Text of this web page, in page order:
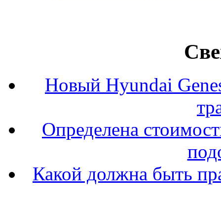
Новый Hyundai
Определена
Какой должна быть